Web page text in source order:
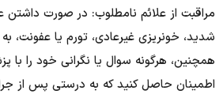
مراقبت از علائم نامطلوب: در صورت داشتن
شدید، خونریزی غیرعادی، تورم یا عفونت،
همچنین، هرگونه سوال یا نگرانی خود را با
اطمینان حاصل کنید که به درستی پس از